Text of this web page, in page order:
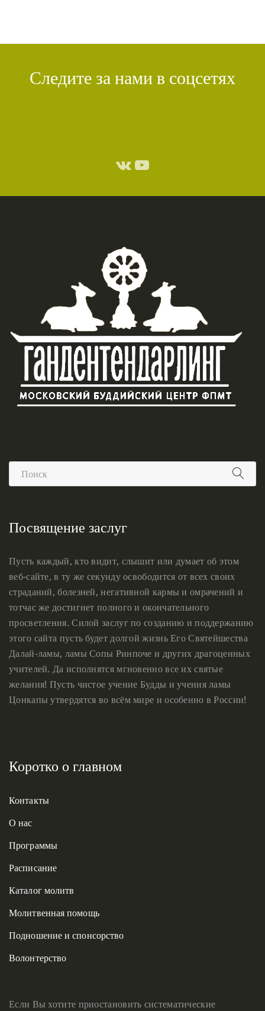
Следите за нами в соцсетях
Посвящение заслуг
Пусть каждый, кто видит, слышит или думает об этом
веб-сайте, в ту же секунду освободится от всех своих
страданий, болезней, негативной кармы и омрачений и
тотчас же достигнет полного и окончательного
просветления. Силой заслуг по созданию и поддержанию
этого сайта пусть будет долгой жизнь Его Святейшества
Далай-ламы, ламы Сопы Ринпоче и других драгоценных
учителей. Да исполнятся мгновенно все их святые
желания! Пусть чистое учение Будды и учения ламы
Цонкапы утвердятся во всём мире и особенно в России!
Коротко о главном
Контакты
О нас
Программы
Расписание
Каталог молитв
Молитвенная помощь
Подношение и спонсорство
Волонтерство
Если Вы хотите приостановить систематические